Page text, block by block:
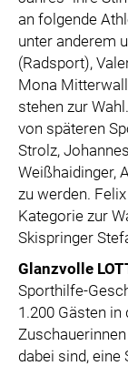
an folgende
unter anderem
(Radsport),
Mona
stehen zur
von späteren
Strolz,
Weißhaidinger,
zu werden.
Kategorie zur
Skispringer
Glanzvolle
Sporthilfe-
1.200 Gästen
dabei sind, eine